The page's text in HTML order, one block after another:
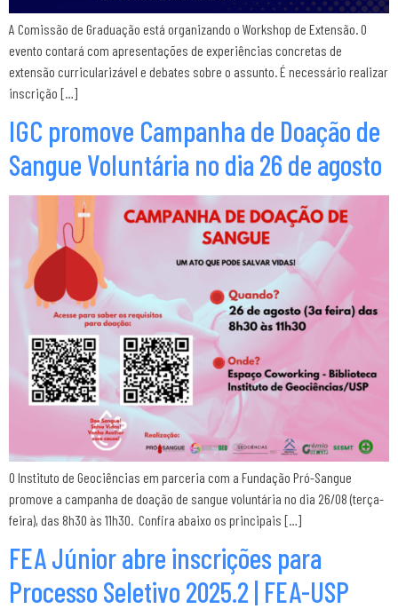
A Comissão de Graduação está organizando o Workshop de Extensão. O
evento contará com apresentações de experiências concretas de
extensão curricularizável e debates sobre o assunto. É necessário realizar
inscrição […]
IGC promove Campanha de Doação de
Sangue Voluntária no dia 26 de agosto
O Instituto de Geociências em parceria com a Fundação Pró-Sangue
promove a campanha de doação de sangue voluntária no dia 26/08 (terça-
feira), das 8h30 às 11h30. Confira abaixo os principais […]
FEA Júnior abre inscrições para
Processo Seletivo 2025.2 | FEA-USP